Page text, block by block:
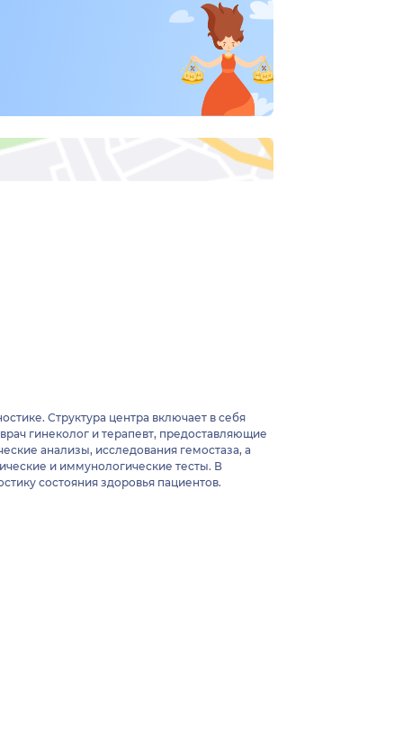
Структура центра включает в себя
гинеколог и терапевт, предоставляющие
анализы, исследования гемостаза, а
и иммунологические тесты. В
состояния здоровья пациентов.